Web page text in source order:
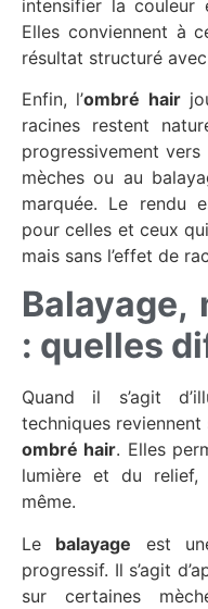
intensifier la
Elles conviennent à
résultat structuré
Enfin, l’ombré hair
racines restent
progressivement
mèches ou au
marquée. Le rendu
pour celles et ceux
mais sans l’effet de
Balayage,
: quelles
Quand il s’agit
techniques reviennent
ombré hair. Elles
lumière et du relief,
même.
Le balayage est
progressif. Il s’agit
sur certaines